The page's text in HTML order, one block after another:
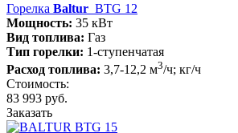
Горелка Baltur BTG 12
Мощность: 35 кВт
Вид топлива: Газ
Тип горелки: 1-ступенчатая
Расход топлива: 3,7-12,2 м3/ч; кг/ч
Стоимость:
83 993 руб.
Заказать